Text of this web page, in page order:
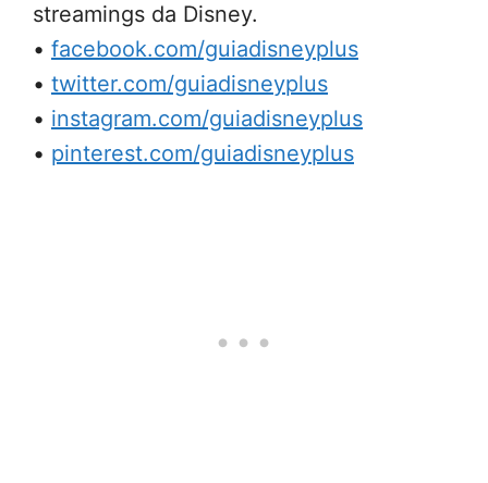
streamings da Disney.
• facebook.com/guiadisneyplus
• twitter.com/guiadisneyplus
• instagram.com/guiadisneyplus
• pinterest.com/guiadisneyplus